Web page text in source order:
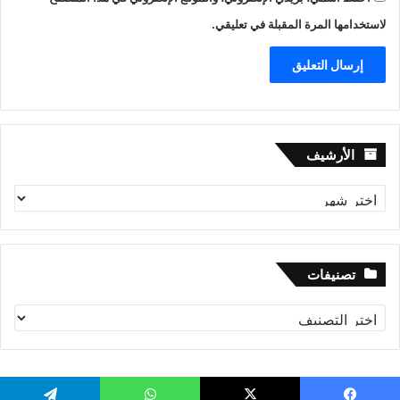
لاستخدامها المرة المقبلة في تعليقي.
الأرشيف الأرشيف
تصنيفات
تصنيفات